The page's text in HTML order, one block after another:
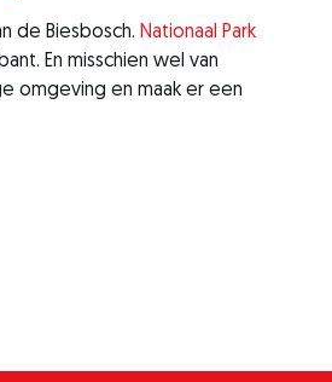
de Biesbosch. Nationaal Park
En misschien wel van
omgeving en maak er een